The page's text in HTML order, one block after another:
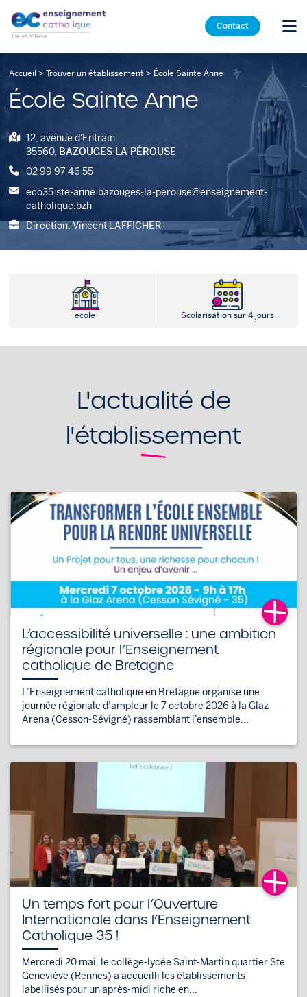
Contact
Accueil > Trouver un établissement > École Sainte Anne
École Sainte Anne
12, avenue d'Entrain
35560, BAZOUGES LA PÉROUSE
02 99 97 46 55
eco35.ste-anne.bazouges-la-perouse@enseignement-
catholique.bzh
Direction: Vincent LAFFICHER
ecole Scolarisation sur 4 jours
L'actualité de
l'établissement
L’accessibilité universelle : une ambition
régionale pour l’Enseignement
catholique de Bretagne
L’Enseignement catholique en Bretagne organise une
journée régionale d’ampleur le 7 octobre 2026 à la Glaz
Arena (Cesson-Sévigné) rassemblant l’ensemble...
Un temps fort pour l’Ouverture
Internationale dans l’Enseignement
Catholique 35 !
Mercredi 20 mai, le collège-lycée Saint-Martin quartier Ste
Geneviève (Rennes) a accueilli les établissements
labellisés pour un après-midi riche en...